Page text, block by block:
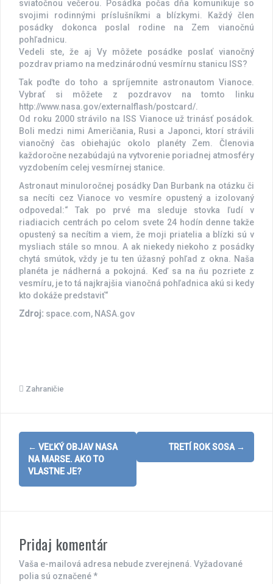
sviatočnou večerou. Posádka počas dňa komunikuje so
svojimi rodinnými príslušníkmi a blízkymi. Každý člen
posádky dokonca poslal rodine na Zem vianočnú
pohľadnicu.
Vedeli ste, že aj Vy môžete posádke poslať vianočný
pozdrav priamo na medzinárodnú vesmírnu stanicu ISS?
Tak poďte do toho a spríjemnite astronautom Vianoce.
Vybrať si môžete z pozdravov na tomto linku
http://www.nasa.gov/externalflash/postcard/.
Od roku 2000 strávilo na ISS Vianoce už trinásť posádok.
Boli medzi nimi Američania, Rusi a Japonci, ktorí strávili
vianočný čas obiehajúc okolo planéty Zem. Členovia
každoročne nezabúdajú na vytvorenie poriadnej atmosféry
vyzdobením celej vesmírnej stanice.
Astronaut minuloročnej posádky Dan Burbank na otázku či
sa necíti cez Vianoce vo vesmíre opustený a izolovaný
odpovedal:“ Tak po prvé ma sleduje stovka ľudí v
riadiacich centrách po celom svete 24 hodín denne takže
opustený sa necítim a viem, že moji priatelia a blízki sú v
mysliach stále so mnou. A ak niekedy niekoho z posádky
chytá smútok, vždy je tu ten úžasný pohľad z okna. Naša
planéta je nádherná a pokojná. Keď sa na ňu pozriete z
vesmíru, je to tá najkrajšia vianočná pohľadnica akú si kedy
kto dokáže predstaviť“
Zdroj: space.com, NASA.gov
Zahraničie
Post
navigation
← VEĽKÝ OBJAV NASA
NA MARSE. AKO TO
VLASTNE JE?
TRETÍ ROK SOSA →
Pridaj komentár
Vaša e-mailová adresa nebude zverejnená. Vyžadované
polia sú označené*